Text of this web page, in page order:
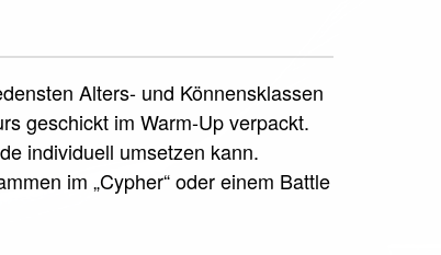
Alters- und Könnensklassen
geschickt im Warm-Up verpackt.
individuell umsetzen kann.
im „Cypher“ oder einem Battle